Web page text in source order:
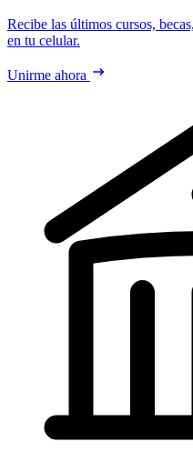
Recibe las últimos cursos,
en tu celular.
Unirme ahora